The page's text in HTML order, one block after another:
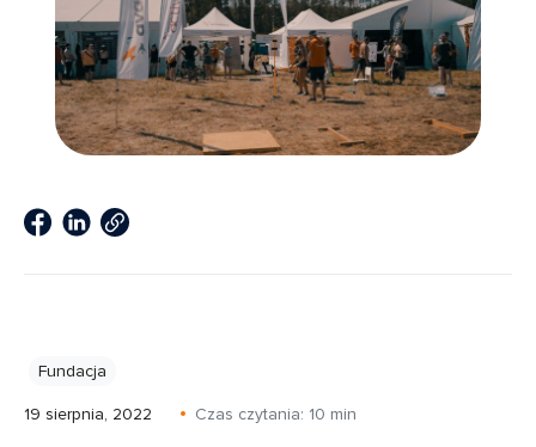
Fundacja
19 sierpnia, 2022 Czas czytania: 10 min